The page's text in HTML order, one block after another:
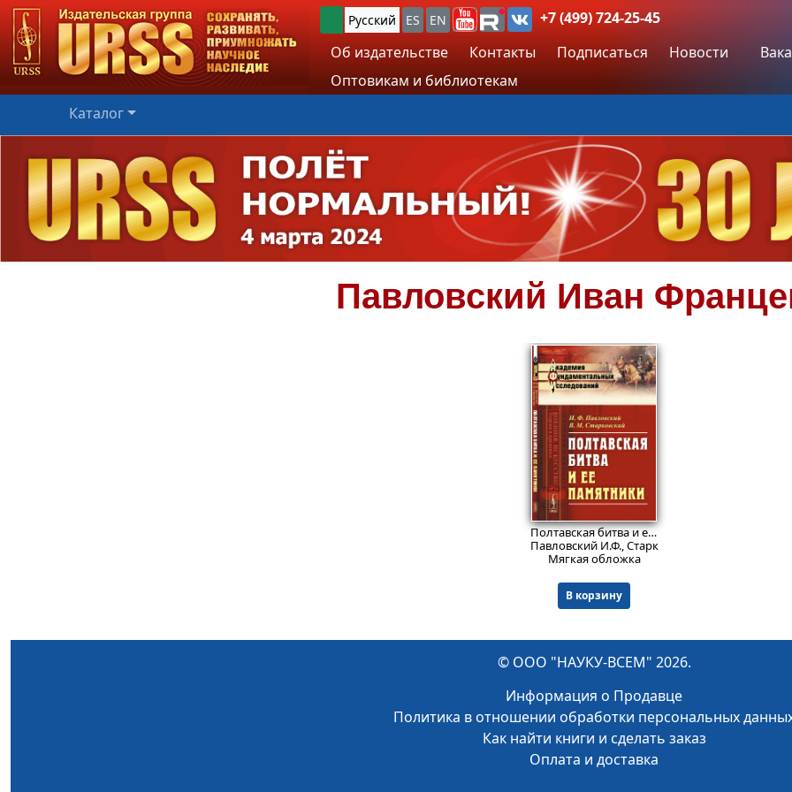
Русский ES EN
+7 (499) 724-25-45
Об издательстве
Контакты Подписаться Новости
Оптовикам и библиотекам
Каталог
Павловский Иван
Полтавская битва и ее памятники.
Павловский И.Ф., Старковский В.М.
Мягкая обложка
В корзину
© ООО "НАУКУ-ВСЕМ" 2026.
Информация о Продавце
Политика в отношении обработки персональных
Как найти книги и сделать заказ
Оплата и доставка